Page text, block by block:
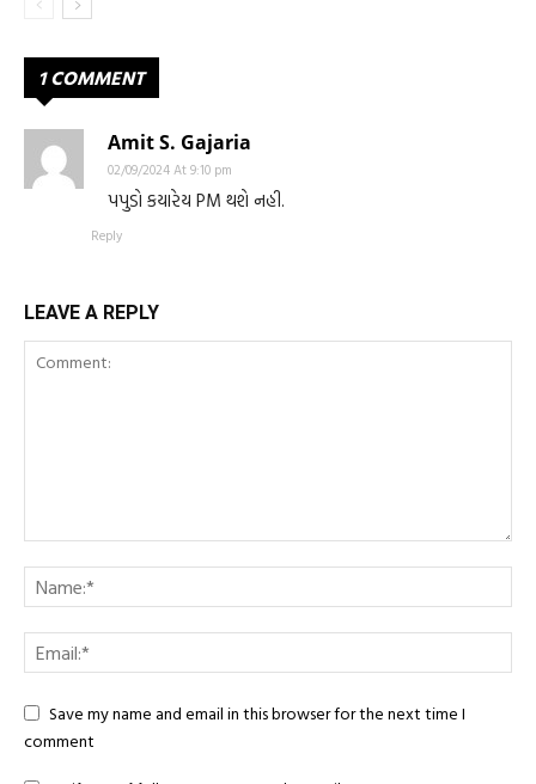
1 COMMENT
Amit S. Gajaria
02/09/2024 At 9:10 pm
પપુડો કયારેય PM થશે નહી.
Reply
LEAVE A REPLY
Save my name and email in this browser for the next time I
comment